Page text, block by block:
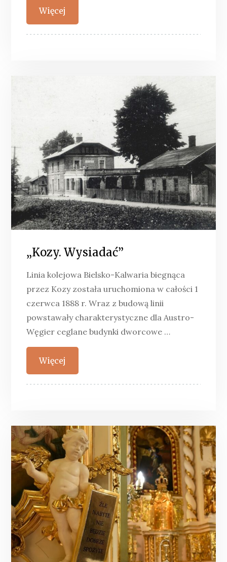
Więcej
„Kozy. Wysiadać”
Linia kolejowa Bielsko-Kalwaria biegnąca
przez Kozy została uruchomiona w całości 1
czerwca 1888 r. Wraz z budową linii
powstawały charakterystyczne dla Austro-
Węgier ceglane budynki dworcowe …
Więcej